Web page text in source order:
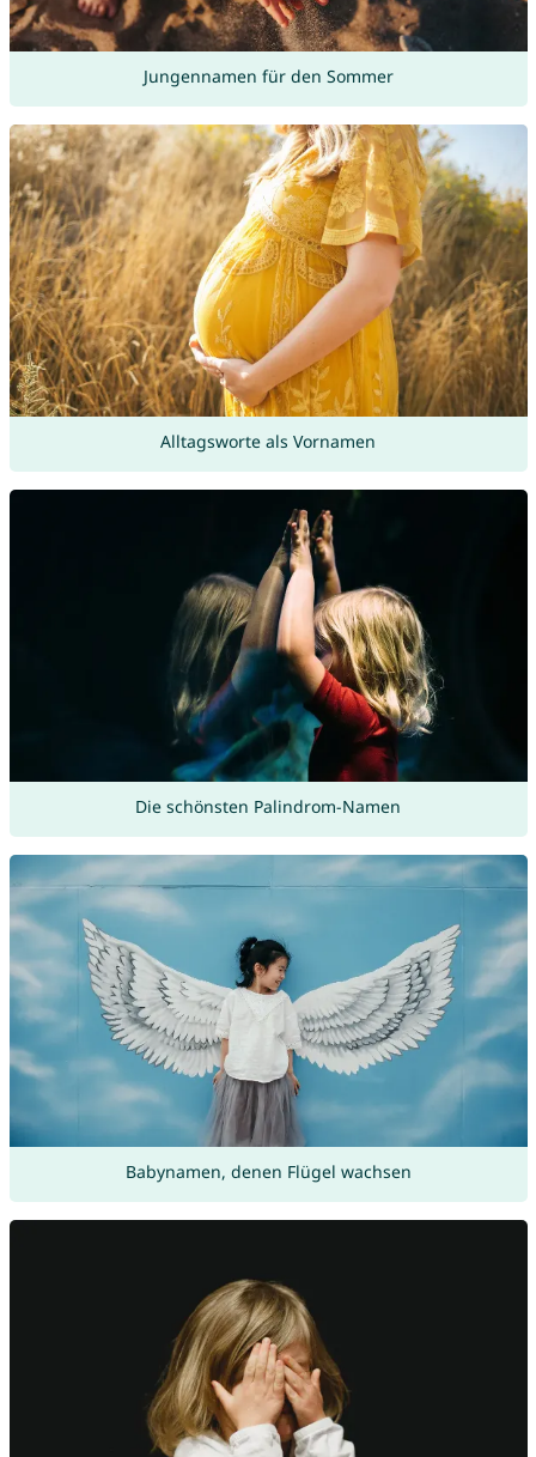
Jungennamen für den Sommer
Alltagsworte als Vornamen
Die schönsten Palindrom-Namen
Babynamen, denen Flügel wachsen